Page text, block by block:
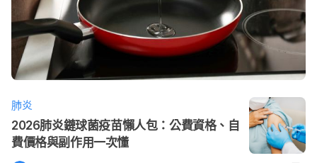
肺炎
2026肺炎鏈球菌疫苗懶人包：公費資格、自
費價格與副作用一次懂